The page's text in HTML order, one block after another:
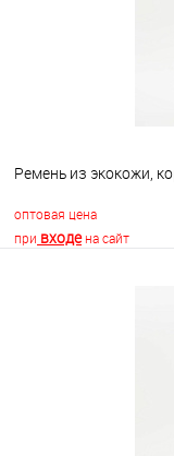
Ремень из экокожи,
оптовая цена
при входена сайт